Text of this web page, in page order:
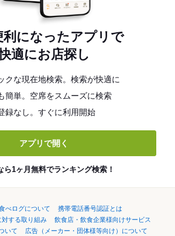
利になったアプリで
適にお店探し
クな現在地検索。検索が快適に
簡単。空席をスムーズに検索
録なし。すぐに利用開始
アプリで開く
ら1ヶ月無料でランキング検索！
べログについて
携帯電話番号認証とは
する取り組み
飲食店・飲食企業様向けサービス
いて
広告（メーカー・団体様等向け）について